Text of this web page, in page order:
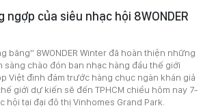
ngợp của siêu nhạc hội 8WONDER
băng” 8WONDER Winter đã hoàn thiện những
sàng chào đón ban nhạc hàng đầu thế giới
Việt đình đám trước hàng chục ngàn khán giả
giới dự kiến sẽ đến TPHCM chiều hôm nay 7-
hội tại đại đô thị Vinhomes Grand Park.